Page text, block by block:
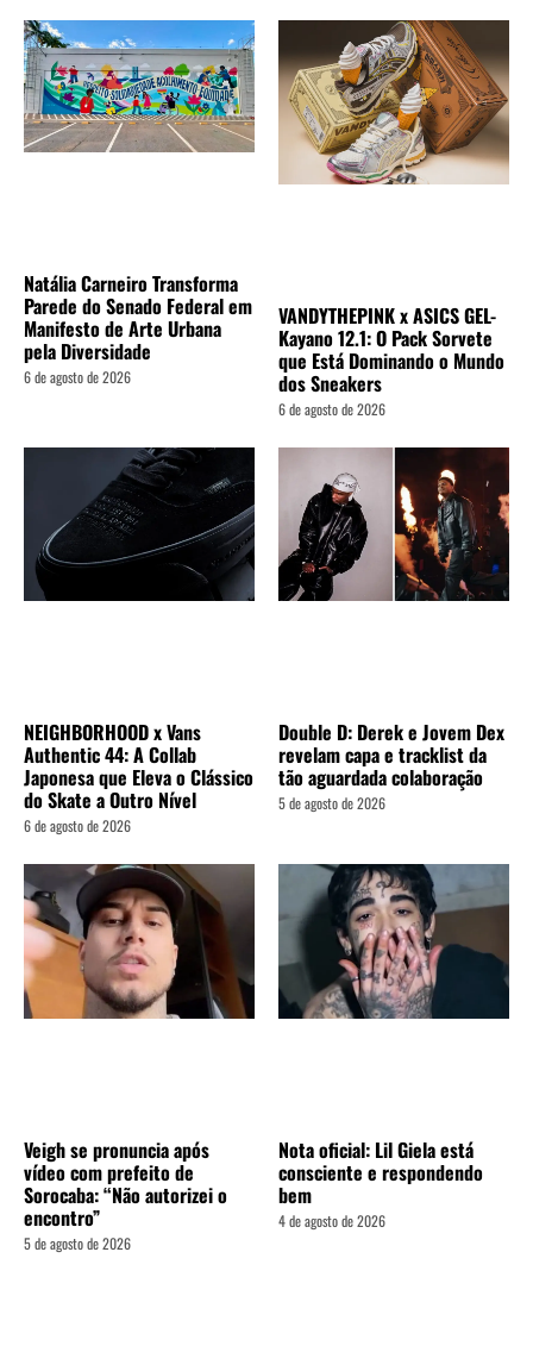
Natália Carneiro Transforma
Parede do Senado Federal em
Manifesto de Arte Urbana
pela Diversidade
6 de agosto de 2026
VANDYTHEPINK x ASICS GEL-
Kayano 12.1: O Pack Sorvete
que Está Dominando o Mundo
dos Sneakers
6 de agosto de 2026
NEIGHBORHOOD x Vans
Authentic 44: A Collab
Japonesa que Eleva o Clássico
do Skate a Outro Nível
6 de agosto de 2026
Double D: Derek e Jovem Dex
revelam capa e tracklist da
tão aguardada colaboração
5 de agosto de 2026
Veigh se pronuncia após
vídeo com prefeito de
Sorocaba: “Não autorizei o
encontro”
5 de agosto de 2026
Nota oficial: Lil Giela está
consciente e respondendo
bem
4 de agosto de 2026